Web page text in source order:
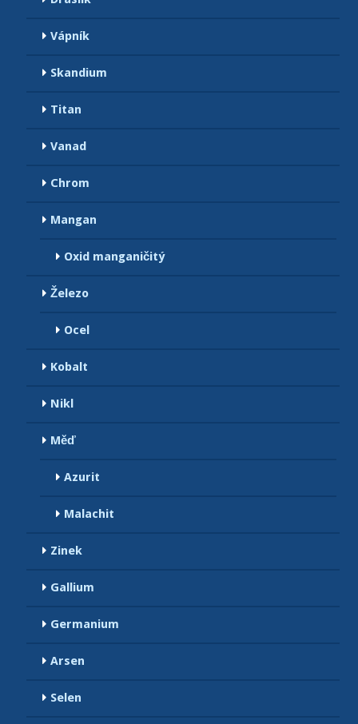
Vápník
Skandium
Titan
Vanad
Chrom
Mangan
Oxid manganičitý
Železo
Ocel
Kobalt
Nikl
Měď
Azurit
Malachit
Zinek
Gallium
Germanium
Arsen
Selen